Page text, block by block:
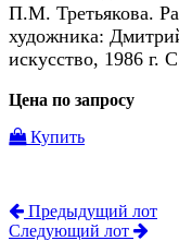
П.М. Третьякова.
художника:
искусство, 1986 г.
Цена по запросу
Купить
Предыдущий лот
Следующий лот